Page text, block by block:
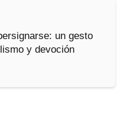
un gesto
y devoción